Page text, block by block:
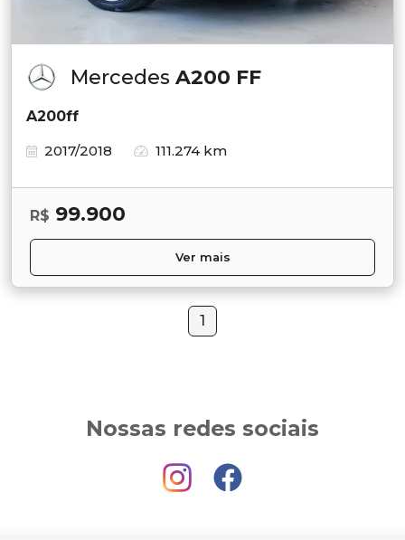
Mercedes A200 FF
A200ff
2017/2018
111.274 km
R$ 99.900
Ver mais
1
Nossas redes sociais